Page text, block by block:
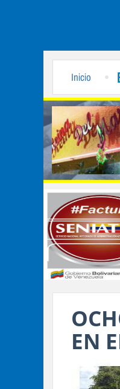
Inicio
EN